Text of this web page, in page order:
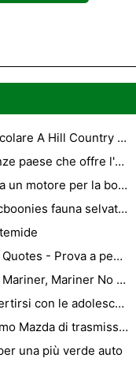
Lasciatevi coccolare A Hill Country Spa
Srilanka Vacanze paese che offre l'opportunità di divorare il Beauty
Come funziona un motore per la bobina?
Attività a Frolicboonies fauna selvatica e Adventure Camp per i bambini
Car Insurance Quotes - Prova a pensare come vostra compagnia di assicurazione
2008 Mercury Mariner, Mariner No Ordinary
Guida Per Divertirsi con le adolescenti in vacanza in Grecia
Il 25 milionesimo Mazda di trasmissione prodotta
una più verde auto